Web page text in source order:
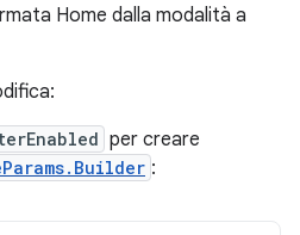
Home dalla modalità a
per creare
: